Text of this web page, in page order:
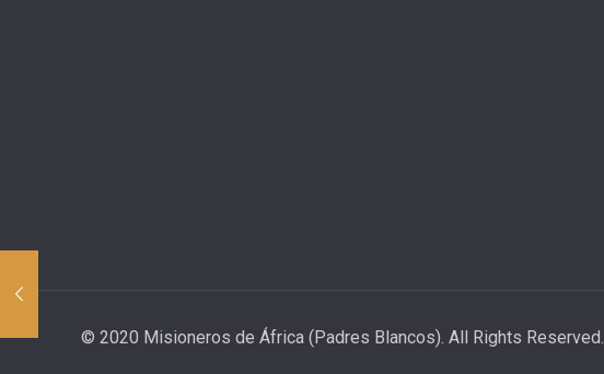
© 2020 Misioneros de África (Padres Blancos). All Rights Reserved.